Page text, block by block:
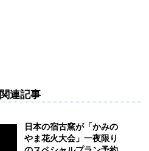
関連記事
日本の宿古窯が「かみの
やま花火大会」一夜限り